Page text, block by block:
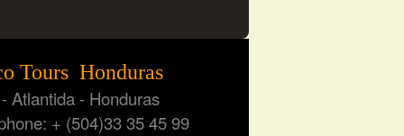
Tours Honduras
Atlantida - Honduras
+ (504)33 35 45 99